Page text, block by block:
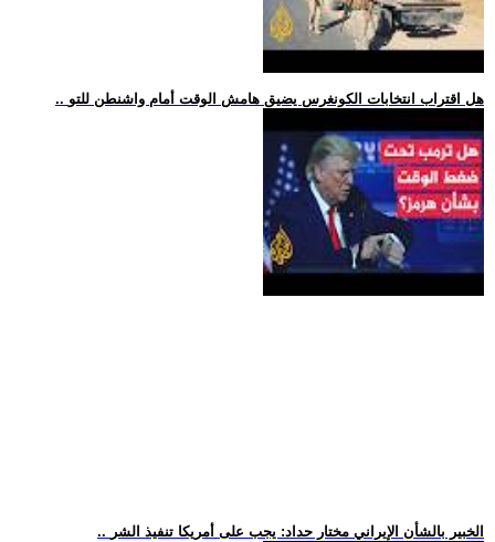
.. هل اقتراب انتخابات الكونغرس يضيق هامش الوقت أمام واشنطن للتو
.. الخبير بالشأن الإيراني مختار حداد: يجب على أمريكا تنفيذ الشر